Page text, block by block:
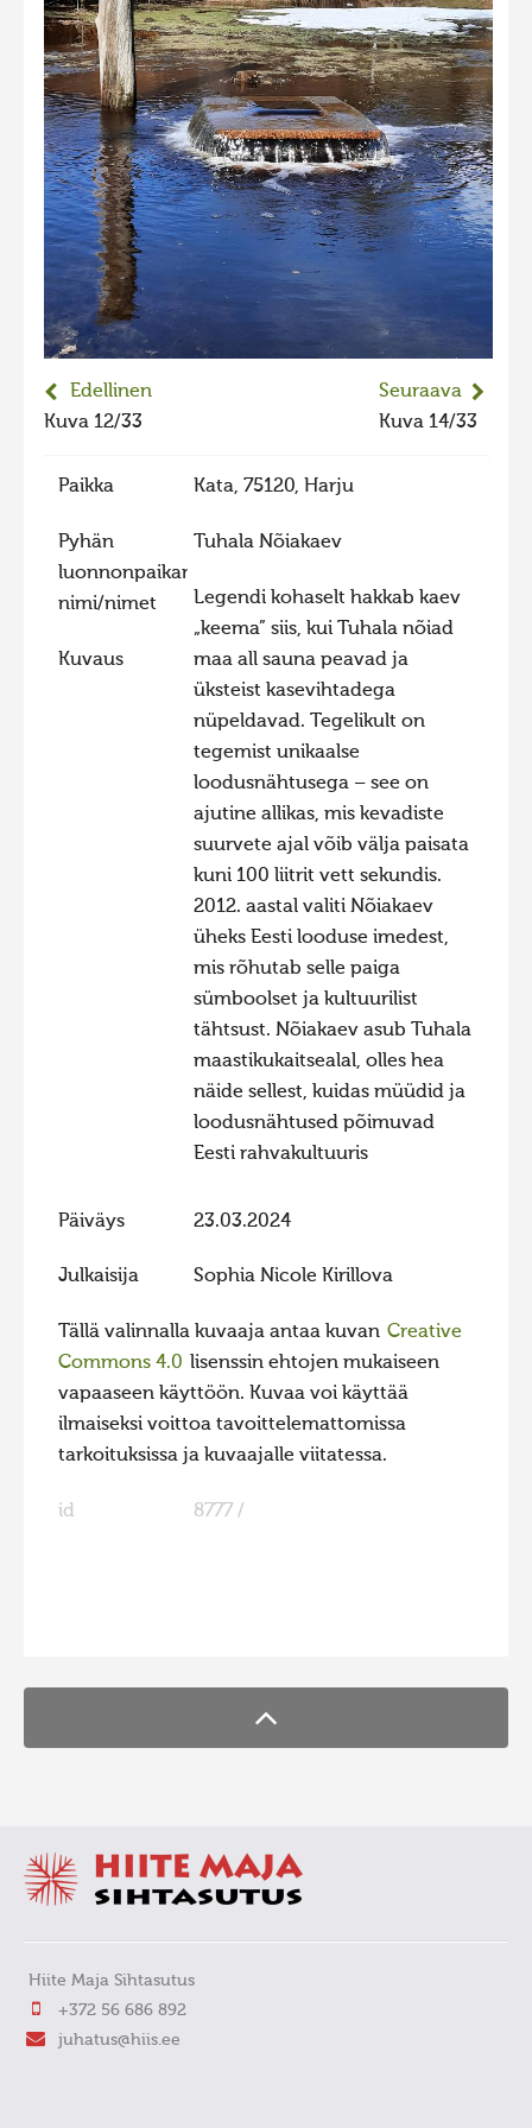
2023 kuvakilpailu lisä
Liikkuvat kuvat 2023
Hiite kuvavõistlus 2022
Hiite kuvavõistlus 2022 lisa
Liikkuvat kuvat 2022
Hiite kuvavõistlus 2021
Liikkuvat kuvat 2021
Hiite kuvavõistlus 2020
Liikkuvat kuvat 2020
Hiite kuvavõistlus 2019
Hiite kuvavõistlus 2017
Hiite kuvavõistlus 2015
Hiite kuvavõistlus 2014
Hiite kuvavõistlus 2013
Hiite kuvavõistlus 2012
Hiite kuvavõistlus 2011
Hiite kuvavõistlus 2010
Hiite kuvavõistlus 2009
Hiite kuvavõistlus 2008
Edellinen
Kuva 12/33
Seuraava
Kuva 14/33
Paikka Kata, 75120, Harju
Pyhän
luonnonpaikan
nimi/nimet
Tuhala Nõiakaev
Kuvaus
Legendi kohaselt hakkab kaev
„keema” siis, kui Tuhala nõiad
maa all sauna peavad ja
üksteist kasevihtadega
nüpeldavad. Tegelikult on
tegemist unikaalse
loodusnähtusega – see on
ajutine allikas, mis kevadiste
suurvete ajal võib välja paisata
kuni 100 liitrit vett sekundis.
2012. aastal valiti Nõiakaev
üheks Eesti looduse imedest,
mis rõhutab selle paiga
sümboolset ja kultuurilist
tähtsust. Nõiakaev asub Tuhala
maastikukaitsealal, olles hea
näide sellest, kuidas müüdid ja
loodusnähtused põimuvad
Eesti rahvakultuuris
Päiväys 23.03.2024
Julkaisija Sophia Nicole Kirillova
Tällä valinnalla kuvaaja antaa kuvan Creative
Commons 4.0 lisenssin ehtojen mukaiseen
vapaaseen käyttöön. Kuvaa voi käyttää
ilmaiseksi voittoa tavoittelemattomissa
tarkoituksissa ja kuvaajalle viitatessa.
id 8777 /
Hiite Maja Sihtasutus
+372 56 686 892
juhatus@hiis.ee